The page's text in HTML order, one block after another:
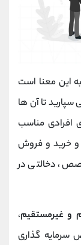
این معنا است
سپارید تا آن ها
افرادی مناسب
خرید و فروش
دخالتی در
و غیرمستقیم،
سرمایه گذاری